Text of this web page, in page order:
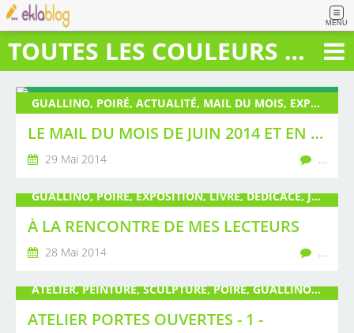
MENU
TOUTES LES COULEURS DU BONHEUR
GUALLINO, POIRÉ, ACTUALITÉ, MAIL DU MOIS, EXPOSITION, PUBLICATION, LIVRE, PEINTURE
LE MAIL DU MOIS DE JUIN 2014 ET EN BAS, LES VIEUX JUSQU'EN MAI 2006
29 Mai 2014 …
GUALLINO, POIRÉ, EXPOSITION, LIVRE, DÉDICACE, JEUNESSE, COLLÈGE, RENCONTRE, LECTURE
À LA RENCONTRE DE MES LECTEURS
28 Mai 2014 …
ATELIER, PEINTURE, SCULPTURE, POIRÉ, GUALLINO, EXPOSITION, LIVRE
ATELIER PORTES OUVERTES - 1 -